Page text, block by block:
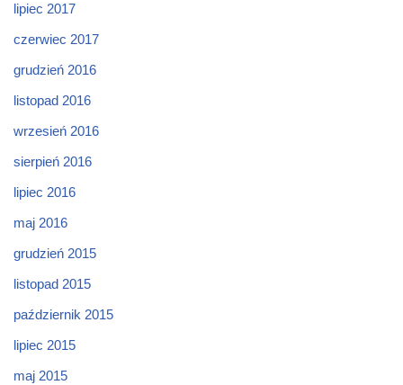
lipiec 2017
czerwiec 2017
grudzień 2016
listopad 2016
wrzesień 2016
sierpień 2016
lipiec 2016
maj 2016
grudzień 2015
listopad 2015
październik 2015
lipiec 2015
maj 2015